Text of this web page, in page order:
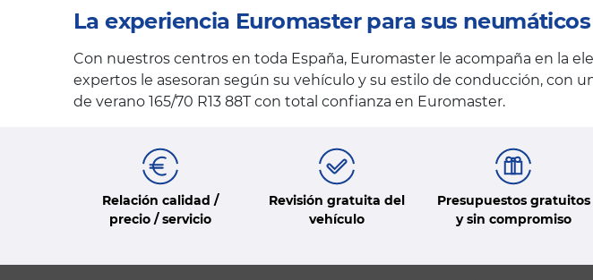
La experiencia Euromaster para sus neumáticos
Con nuestros centros en toda España, Euromaster le acompaña en la
expertos le asesoran según su vehículo y su estilo de conducción, con
de verano 165/70 R13 88T con total confianza en Euromaster.
Relación calidad /
precio / servicio
Revisión gratuita del
vehículo
Presupuestos gratuitos
y sin compromiso